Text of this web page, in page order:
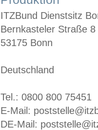
ITZBund Dienstsitz
Bernkasteler Straße 8
53175 Bonn
Deutschland
Tel.: 0800 800 75451
E-Mail:
DE-Mail: